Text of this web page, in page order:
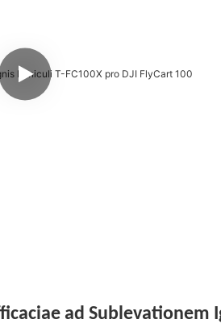
ad Sublevationem